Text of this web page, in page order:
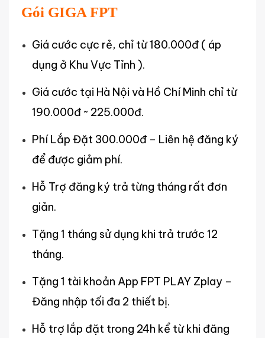
Gói GIGA FPT
Giá cước cực rẻ, chỉ từ 180.000đ ( áp
dụng ở Khu Vực Tỉnh ).
Giá cước tại Hà Nội và Hồ Chí Minh chỉ từ
190.000đ ~ 225.000đ.
Phí Lắp Đặt 300.000đ – Liên hệ đăng ký
để được giảm phí.
Hỗ Trợ đăng ký trả từng tháng rất đơn
giản.
Tặng 1 tháng sử dụng khi trả trước 12
tháng.
Tặng 1 tài khoản App FPT PLAY Zplay –
Đăng nhập tối đa 2 thiết bị.
Hỗ trợ lắp đặt trong 24h kể từ khi đăng